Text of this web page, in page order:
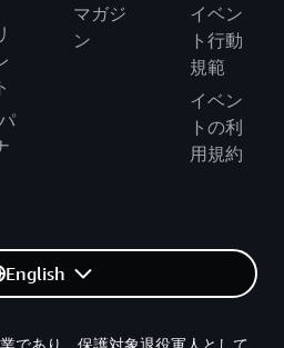
マガジ
ン
イベン
ト行動
規範
イベン
トの利
用規約
English